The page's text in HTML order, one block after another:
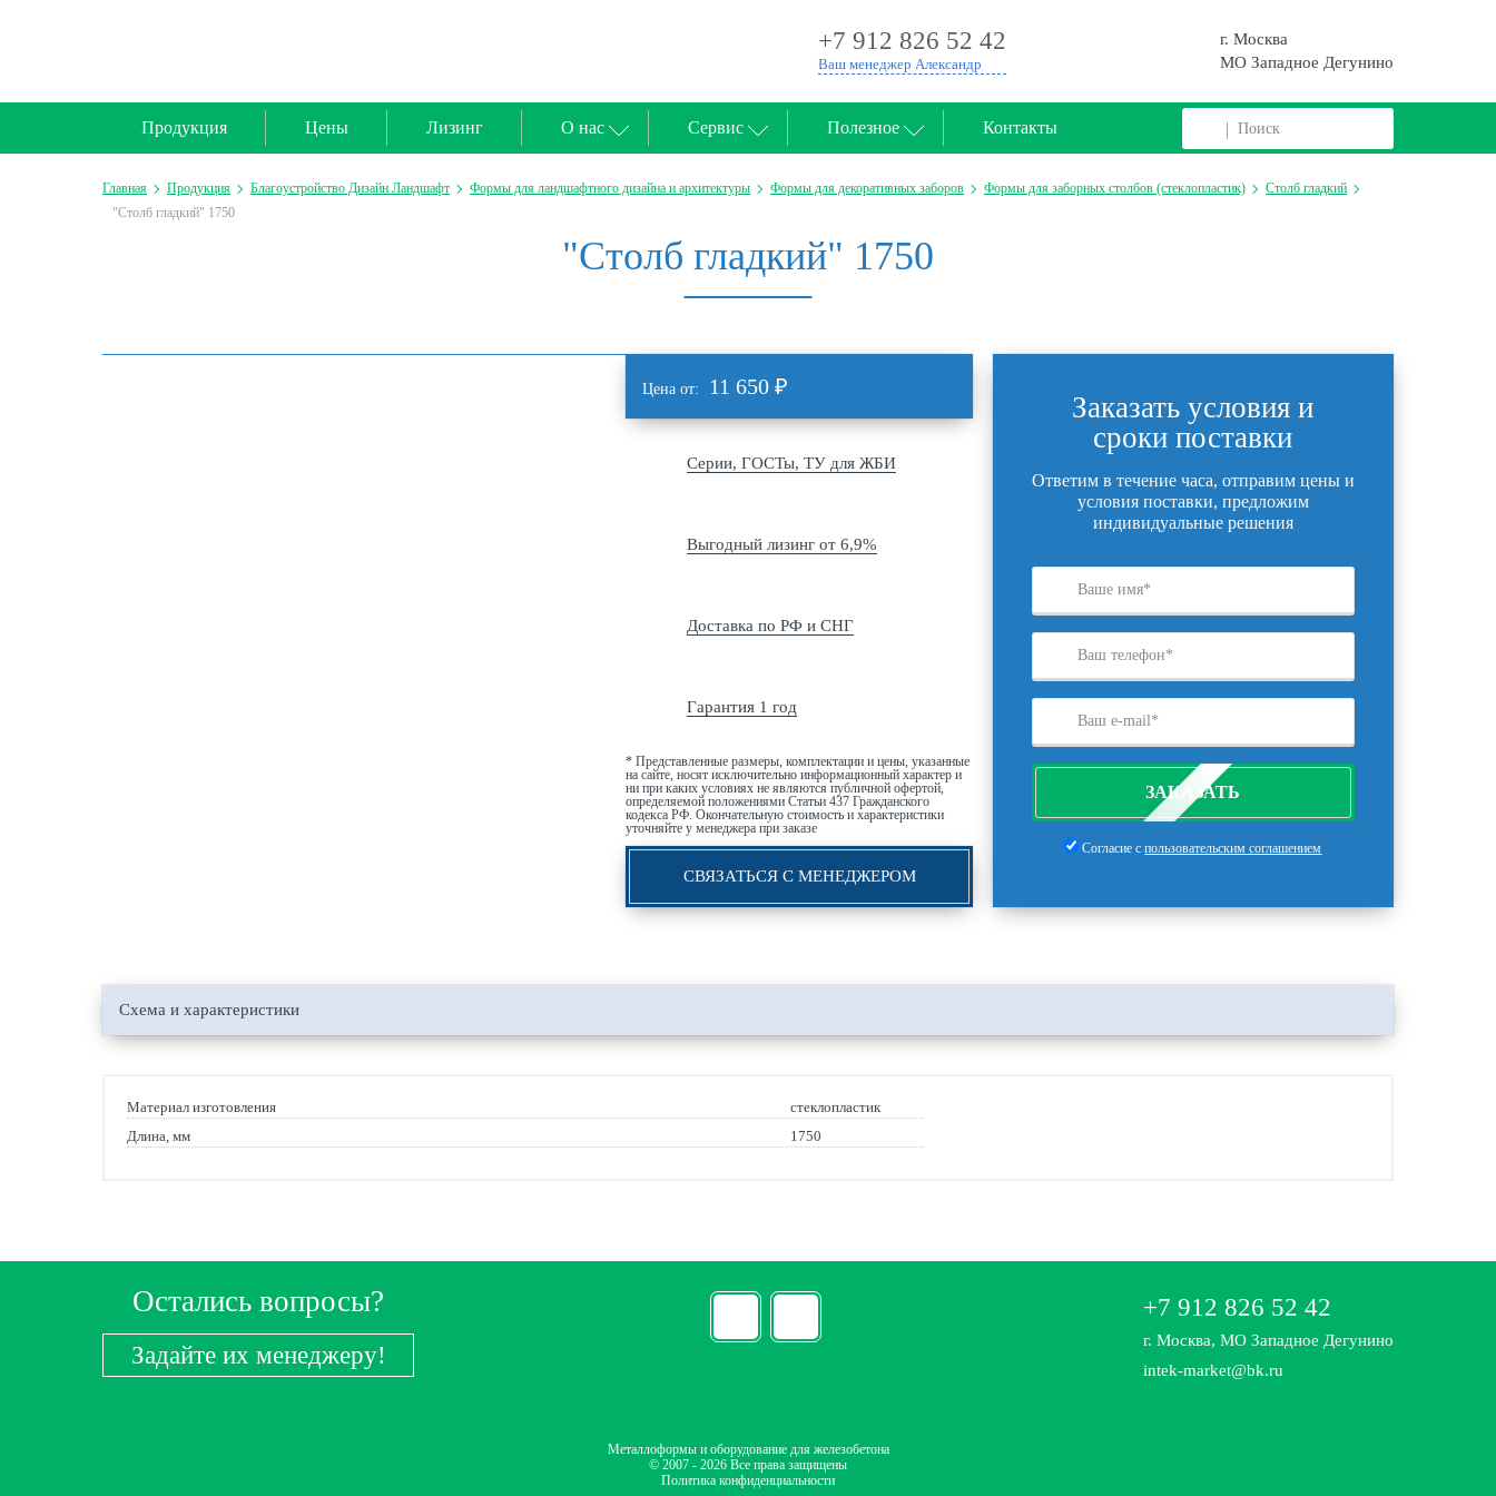
+7 912 826 52 42
Ваш менеджер Александр
г. Москва
МО Западное Дегунино
Продукция Цены Лизинг О нас Сервис Полезное Контакты
Главная Продукция Благоустройство Дизайн Ландшафт Формы для ландшафтного дизайна и архитектуры Формы для декоративных заборов Формы для заборных столбов (стеклопластик)
Столб гладкий
"Столб гладкий" 1750
"Столб гладкий" 1750
Цена от: 11 650 ₽
Серии, ГОСТы, ТУ для ЖБИ
Выгодный лизинг от 6,9%
Доставка по РФ и СНГ
Гарантия 1 год
* Представленные размеры, комплектации и цены, указанные
на сайте, носят исключительно информационный характер и
ни при каких условиях не являются публичной офертой,
определяемой положениями Статьи 437 Гражданского
кодекса РФ. Окончательную стоимость и характеристики
уточняйте у менеджера при заказе
СВЯЗАТЬСЯ С МЕНЕДЖЕРОМ
Заказать условия и
сроки поставки
Ответим в течение часа, отправим цены и
условия поставки, предложим
индивидуальные решения
ЗАКАЗАТЬ
Согласие спользовательским соглашением
Схема и характеристики
Материал изготовления
стеклопластик
Длина, мм
1750
Остались вопросы?
Задайте их менеджеру!
+7 912 826 52 42
г. Москва, МО Западное Дегунино
intek-market@bk.ru
Металлоформы и оборудование для железобетона
© 2007 - 2026 Все права защищены
Политика конфиденциальности